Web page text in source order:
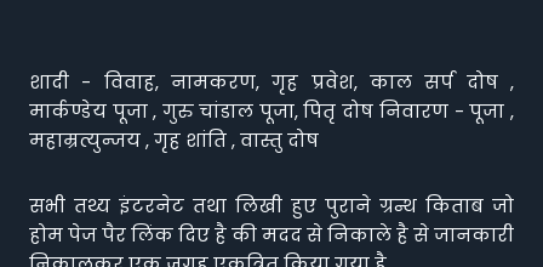
शादी - विवाह, नामकरण, गृह प्रवेश, काल सर्प दोष ,
मार्कण्डेय पूजा , गुरु चांडाल पूजा, पितृ दोष निवारण - पूजा ,
महाम्रत्युन्जय , गृह शांति , वास्तु दोष
सभी तथ्य इंटरनेट तथा लिखी हुए पुराने ग्रन्थ किताब जो
होम पेज पैर लिंक दिए है की मदद से निकाले है से जानकारी